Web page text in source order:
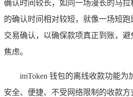
确认时间较长，如同一场漫长的马拉
的确认时间相对较短，就像一场短
交易确认，以确保款项真正到账，
焦虑。
imToken 钱包的离线收款功能为
安全、便捷、不受网络限制的收款